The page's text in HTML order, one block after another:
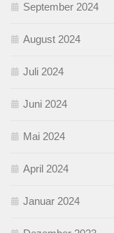
September 2024
August 2024
Juli 2024
Juni 2024
Mai 2024
April 2024
Januar 2024